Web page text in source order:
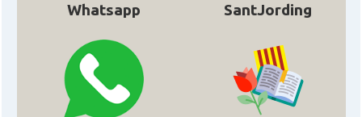
Whatsapp SantJording